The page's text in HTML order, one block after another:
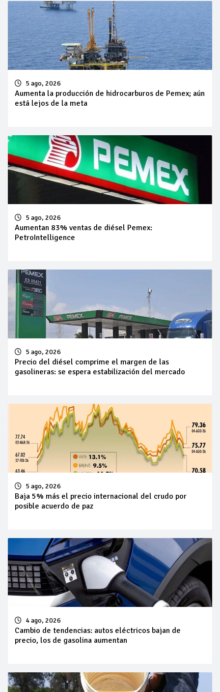
5 ago, 2026
Aumenta la producción de hidrocarburos de Pemex; aún
está lejos de la meta
5 ago, 2026
Aumentan 83% ventas de diésel Pemex:
PetroIntelligence
5 ago, 2026
Precio del diésel comprime el margen de las
gasolineras: se espera estabilización del mercado
5 ago, 2026
Baja 5% más el precio internacional del crudo por
posible acuerdo de paz
4 ago, 2026
Cambio de tendencias: autos eléctricos bajan de
precio, los de gasolina aumentan